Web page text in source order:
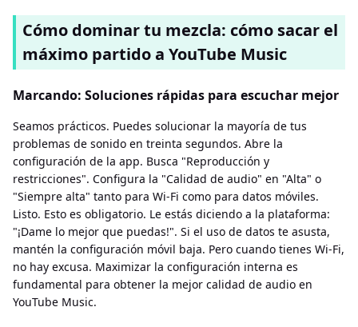
Cómo dominar tu mezcla: cómo sacar el
máximo partido a YouTube Music
Marcando: Soluciones rápidas para escuchar mejor
Seamos prácticos. Puedes solucionar la mayoría de tus
problemas de sonido en treinta segundos. Abre la
configuración de la app. Busca "Reproducción y
restricciones". Configura la "Calidad de audio" en "Alta" o
"Siempre alta" tanto para Wi-Fi como para datos móviles.
Listo. Esto es obligatorio. Le estás diciendo a la plataforma:
"¡Dame lo mejor que puedas!". Si el uso de datos te asusta,
mantén la configuración móvil baja. Pero cuando tienes Wi-Fi,
no hay excusa. Maximizar la configuración interna es
fundamental para obtener la mejor calidad de audio en
YouTube Music.